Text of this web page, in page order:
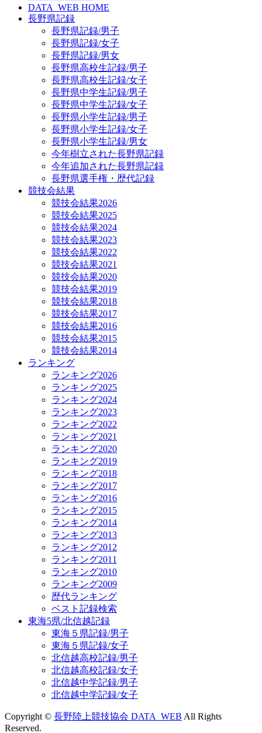
DATA_WEB HOME
長野県記録
長野県記録/男子
長野県記録/女子
長野県記録/男女
長野県高校生記録/男子
長野県高校生記録/女子
長野県中学生記録/男子
長野県中学生記録/女子
長野県小学生記録/男子
長野県小学生記録/女子
長野県小学生記録/男女
今年樹立された長野県記録
今年追加された長野県記録
長野県選手権・歴代記録
競技会結果
競技会結果2026
競技会結果2025
競技会結果2024
競技会結果2023
競技会結果2022
競技会結果2021
競技会結果2020
競技会結果2019
競技会結果2018
競技会結果2017
競技会結果2016
競技会結果2015
競技会結果2014
ランキング
ランキング2026
ランキング2025
ランキング2024
ランキング2023
ランキング2022
ランキング2021
ランキング2020
ランキング2019
ランキング2018
ランキング2017
ランキング2016
ランキング2015
ランキング2014
ランキング2013
ランキング2012
ランキング2011
ランキング2010
ランキング2009
歴代ランキング
ベスト記録検索
東海5県/北信越記録
東海５県記録/男子
東海５県記録/女子
北信越高校記録/男子
北信越高校記録/女子
北信越中学記録/男子
北信越中学記録/女子
Copyright © 長野陸上競技協会 DATA_WEB All Rights
Reserved.